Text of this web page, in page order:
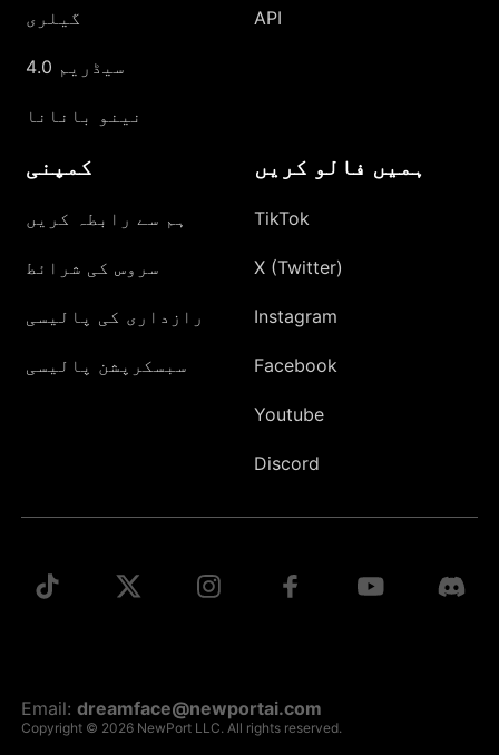
گیلری
سیڈریم 4.0
نینو بانانا
API
کمپنی
ہم سے رابطہ کریں
سروس کی شرائط
رازداری کی پالیسی
سبسکرپشن پالیسی
ہمیں فالو کریں
TikTok
X (Twitter)
Instagram
Facebook
Youtube
Discord
Email:dreamface@newportai.com